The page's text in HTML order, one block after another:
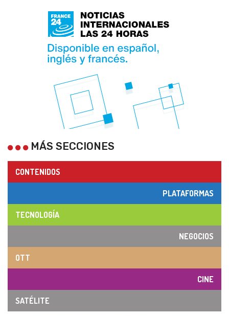
MÁS SECCIONES
CONTENIDOS
PLATAFORMAS
TECNOLOGÍA
NEGOCIOS
OTT
CINE
SATÉLITE